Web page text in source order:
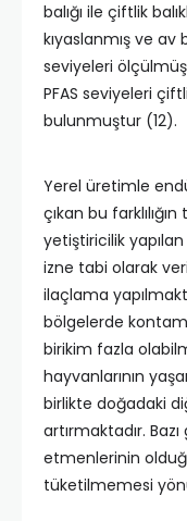
balığı ile çiftlik
kıyaslanmış ve av
seviyeleri
PFAS seviyeleri
bulunmuştur (12).
Yerel üretimle
çıkan bu
yetiştiricilik
izne tabi olarak
ilaçlama
bölgelerde
birikim fazla
hayvanlarının
birlikte doğadaki
artırmaktadır.
etmenlerinin
tüketilmemesi